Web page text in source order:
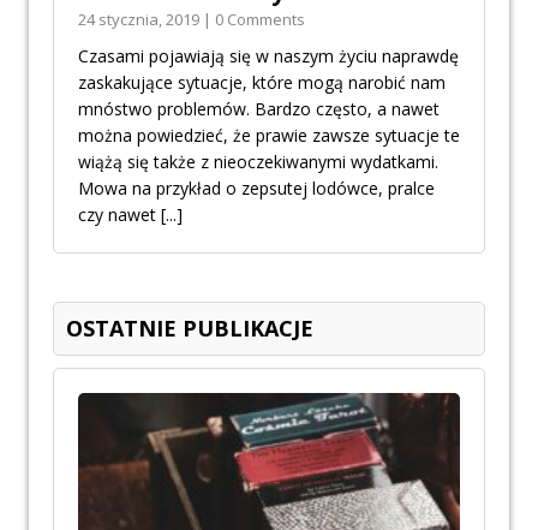
24 stycznia, 2019 | 0 Comments
Czasami pojawiają się w naszym życiu naprawdę
zaskakujące sytuacje, które mogą narobić nam
mnóstwo problemów. Bardzo często, a nawet
można powiedzieć, że prawie zawsze sytuacje te
wiążą się także z nieoczekiwanymi wydatkami.
Mowa na przykład o zepsutej lodówce, pralce
czy nawet [...]
OSTATNIE PUBLIKACJE